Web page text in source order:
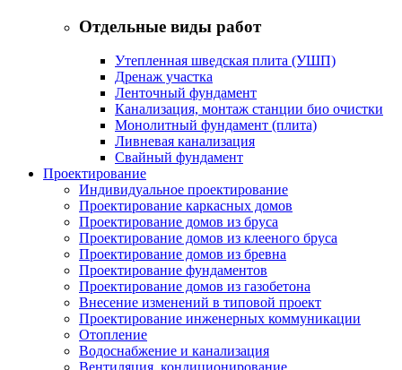
Отдельные виды работ
Утепленная шведская плита (УШП)
Дренаж участка
Ленточный фундамент
Канализация, монтаж станции био очистки
Монолитный фундамент (плита)
Ливневая канализация
Свайный фундамент
Проектирование
Индивидуальное проектирование
Проектирование каркасных домов
Проектирование домов из бруса
Проектирование домов из клееного бруса
Проектирование домов из бревна
Проектирование фундаментов
Проектирование домов из газобетона
Внесение изменений в типовой проект
Проектирование инженерных коммуникации
Отопление
Водоснабжение и канализация